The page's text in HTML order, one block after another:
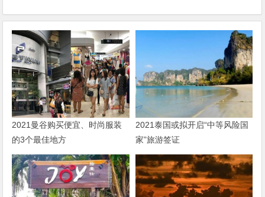
2021曼谷购买便宜、时尚服装
的3个最佳地方
2021泰国或拟开启“中等风险国
家”旅游签证